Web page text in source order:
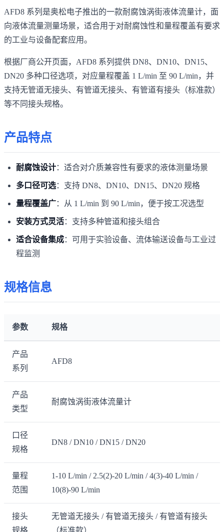
AFD8 系列是奥松电子推出的一款耐腐蚀涡街液体流量计，面
向液体流量测量场景，适合用于对耐腐蚀性和量程覆盖有要求
的工业与设备配套应用。
根据厂商公开页面，AFD8 系列提供 DN8、DN10、DN15、
DN20 多种口径选项，对应量程覆盖 1 L/min 至 90 L/min，并
支持无管道无接头、有管道无接头、有管道有接头（标准款）
等不同接头规格。
产品特点
耐腐蚀设计：适合对介质兼容性有要求的液体测量场景
多口径可选：支持 DN8、DN10、DN15、DN20 规格
量程覆盖广：从 1 L/min 到 90 L/min，便于按工况选型
安装方式灵活：支持多种管道和接头组合
适合设备集成：可用于实验设备、流体输送设备与工业过
程监测
规格信息
参数 规格
产品
系列
AFD8
产品
类型
耐腐蚀涡街液体流量计
口径
规格
DN8 / DN10 / DN15 / DN20
量程
范围
1-10 L/min / 2.5(2)-20 L/min / 4(3)-40 L/min /
10(8)-90 L/min
接头
规格
无管道无接头 / 有管道无接头 / 有管道有接头
（标准款）